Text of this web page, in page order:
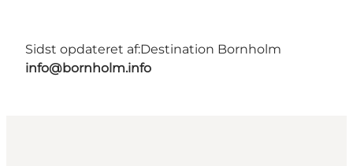
Sidst opdateret af:Destination Bornholm
info@bornholm.info